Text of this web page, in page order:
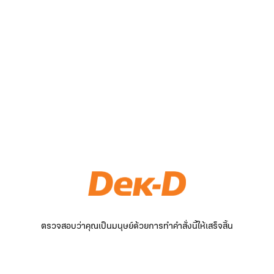
ตรวจสอบว่าคุณเป็นมนุษย์ด้วยการทำคำสั่งนี้ให้เสร็จสิ้น